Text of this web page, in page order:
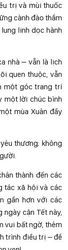
trị và mùi thuốc
cành đào thắm
linh dọc hành
nhà – vẫn là lịch
quen thuộc, vẫn
một góc trang trí
một lời chúc bình
mùa Xuân đầy
thương; không
thành đến các
tác xã hội và các
gần hơn với các
ngày cận Tết này,
vui bất ngờ, thêm
trình điều trị ­– để